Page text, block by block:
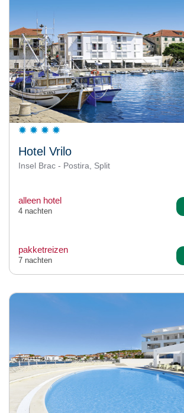
Hotel Vrilo
Insel Brac - Postira, Split
alleen hotel
4 nachten
pakketreizen
7 nachten